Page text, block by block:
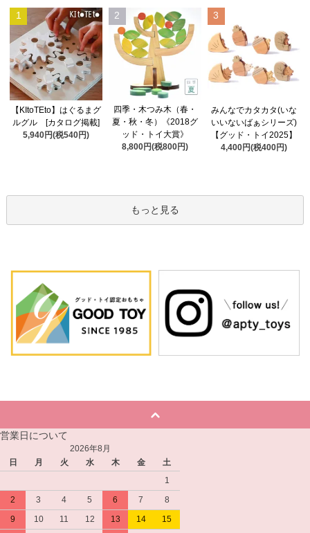
1
【KItoTEto】はぐるまグ
ルグル [カタログ掲載]
5,940円(税540円)
2
四季・木つみ木（春・
夏・秋・冬）《2018グ
ッド・トイ大賞》
8,800円(税800円)
3
みんなでカタカタ(いな
いいないばぁシリーズ)
【グッド・トイ2025】
4,400円(税400円)
もっと見る
営業日について
2026年8月
日
月 火 水 木 金
土
1
2
3 4 5 6 7
8
9
10 11 12 13 14
15